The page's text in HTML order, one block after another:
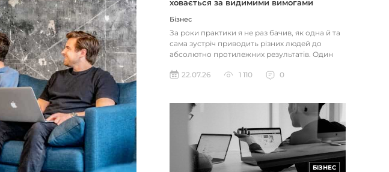
ховається за видимими вимогами
Бізнес
За роки практики я не раз бачив, як одна й та
сама зустріч приводить різних людей до
абсолютно протилежних результатів. Один
22.07.26
1 110 0
БІЗНЕС